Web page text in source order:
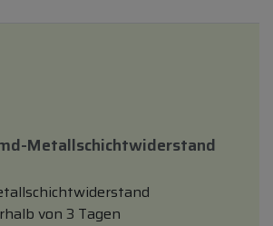
Metallschichtwiderstand
von 3 Tagen